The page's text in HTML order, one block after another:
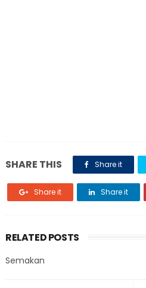
SHARE THIS Share it
Share it Share it
RELATED POSTS
Semakan